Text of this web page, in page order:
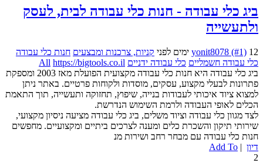
ביג כלי עבודה - חנות כלי עבודה לבית, לעסק
ולתעשייה
yonit8078 (#1) 12 ימים לפני קניות, צרכנות ומבצעים חנות כלי עבודה
כלי עבודה חשמליים כלי עבודה ידניים All https://bigtools.co.il
ביג כלי עבודה היא חנות כלי עבודה מקצועית הפועלת מאז 2003 ומספקת
פתרונות לבעלי מקצוע, עסקים, מוסדות ולקוחות פרטיים. באתר ניתן
למצוא ציוד איכותי לעבודות בנייה, שיפוץ, תחזוקה ותעשייה, תוך התאמת
הכלים לאופי העבודה ולרמת השימוש הנדרשת.
לצד מגוון כלי עבודה וציוד משלים, ביג כלי עבודה מציעה ניסיון מקצועי,
שירותי תיקון והשכרת כלים ומענה לצרכים ביתיים ומקצועיים. מחפשים
חנות כלי עבודה עם מבחר רחב ושירות מנ
דיון |
Add To
2